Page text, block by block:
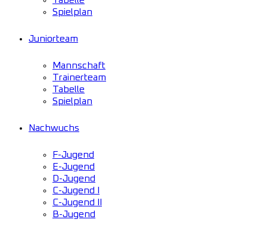
Spielplan
Juniorteam
Mannschaft
Trainerteam
Tabelle
Spielplan
Nachwuchs
F-Jugend
E-Jugend
D-Jugend
C-Jugend I
C-Jugend II
B-Jugend